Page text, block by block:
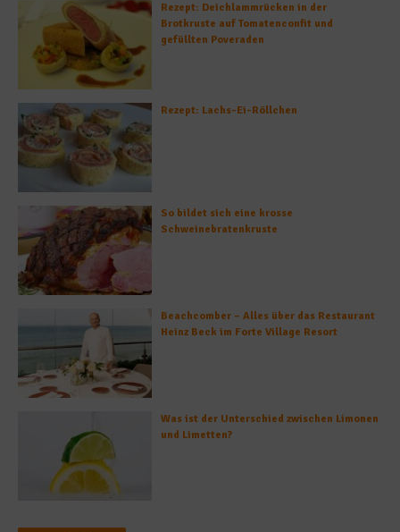
Rezept: Deichlammrücken in der
Brotkruste auf Tomatenconfit und
gefüllten Poveraden
Rezept: Lachs-Ei-Röllchen
So bildet sich eine krosse
Schweinebratenkruste
Beachcomber – Alles über das Restaurant
Heinz Beck im Forte Village Resort
Was ist der Unterschied zwischen Limonen
und Limetten?